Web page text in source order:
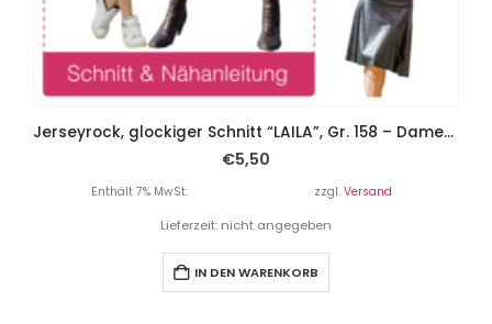
Jerseyrock, glockiger Schnitt “LAILA”, Gr. 158 – Damengr. 46
€5,50
Enthält 7% MwSt. zzgl. Versand
Lieferzeit: nicht angegeben
IN DEN WARENKORB